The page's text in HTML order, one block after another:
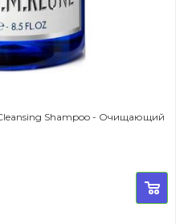
Cleansing Shampoo - Очищающий